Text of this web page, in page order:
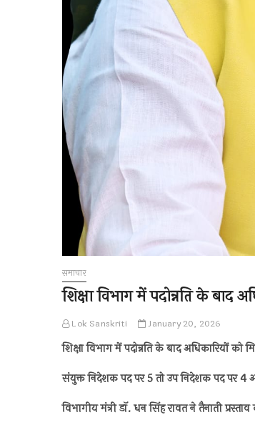
समाचार
शिक्षा विभाग में पदोन्नति के बाद
Lok Sanskriti January 20, 2026
शिक्षा विभाग में पदोन्नति के बाद अधिकारियों को
संयुक्त निदेशक पद पर 5 तो उप निदेशक पद पर 4
विभागीय मंत्री डाॅ. धन सिंह रावत ने तैनाती